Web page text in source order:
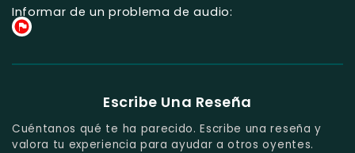
Informar de un problema de audio:
Escribe Una Reseña
Cuéntanos qué te ha parecido. Escribe una reseña y
valora tu experiencia para ayudar a otros oyentes.